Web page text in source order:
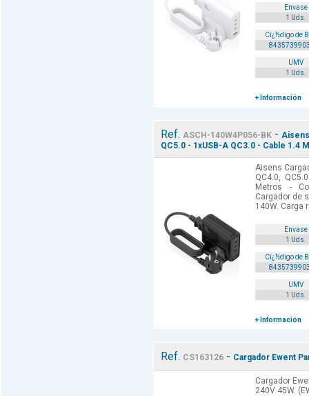
Envase
1 Uds.
Cï¿½digo de
UMV
1 Uds.
+ Información
Ref. ASCH-140W4P056-BK -
QC5.0 - 1xUSB-A QC3.0 - Cable 1.4
Aisens
QC4.0,
Metros -
Cargador de
140W. Carga
Envase
1 Uds.
Cï¿½digo de
UMV
1 Uds.
+ Información
Ref. CS163126 - Cargador Ewent
Cargador
240V 45W.